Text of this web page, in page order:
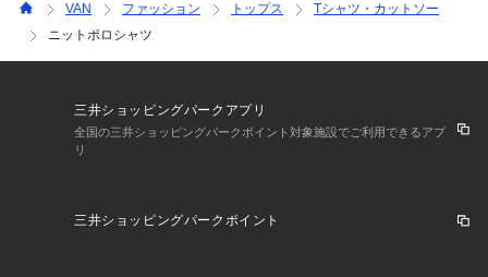
VAN ファッション トップス
Tシャツ・カットソー
ニットポロシャツ
三井ショッピングパークアプリ
全国の三井ショッピングパークポイント対象施設でご利用できるアプ
リ
三井ショッピングパークポイント